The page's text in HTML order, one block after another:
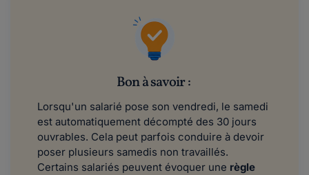
Bon à savoir :
Lorsqu'un salarié pose son vendredi, le samedi
est automatiquement décompté des 30 jours
ouvrables. Cela peut parfois conduire à devoir
poser plusieurs samedis non travaillés.
Certains salariés peuvent évoquer une règle